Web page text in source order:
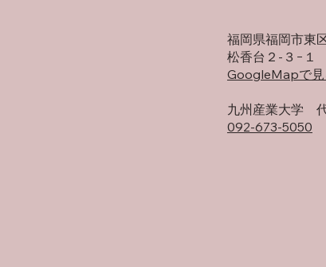
福岡県福岡市東
松香台２-３−１
GoogleMapで見
九州産業大学
092-673-5050